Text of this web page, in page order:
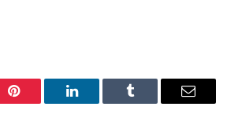
Pinterest LinkedIn Tumblr Email